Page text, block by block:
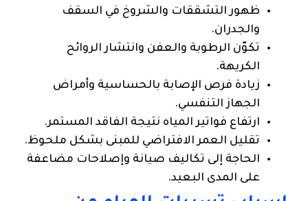
ظهور التشققات والشروخ في السقف
والجدران.
تكوّن الرطوبة والعفن وانتشار الروائح
الكريهة.
زيادة فرص الإصابة بالحساسية وأمراض
الجهاز التنفسي.
ارتفاع فواتير المياه نتيجة الفاقد المستمر.
تقليل العمر الافتراضي للمبنى بشكل ملحوظ.
الحاجة إلى تكاليف صيانة وإصلاحات مضاعفة
على المدى البعيد.